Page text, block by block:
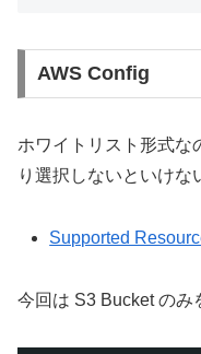
AWS Config
ホワイトリスト形式な
り選択しないといけな
Supported
今回は S3 Bucket のみ